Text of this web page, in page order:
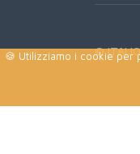
©
🍪 Utilizziamo i cookie per